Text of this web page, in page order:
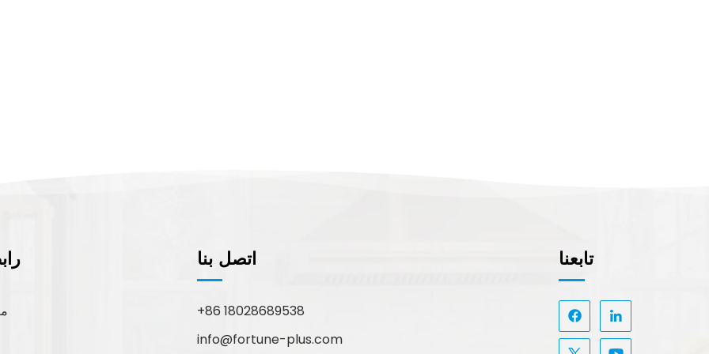
اتصل بنا
+86 18028689538
info@fortune-plus.com
تابعنا